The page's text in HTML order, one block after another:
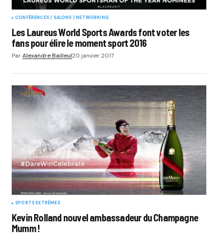
CONFÉRENCES / SALONS / NETWORKING
Les Laureus World Sports Awards font voter les
fans pour élire le moment sport 2016
ParAlexandre Bailleul20 janvier 2017
SPORTS EXTRÊMES
Kevin Rolland nouvel ambassadeur du Champagne
Mumm !